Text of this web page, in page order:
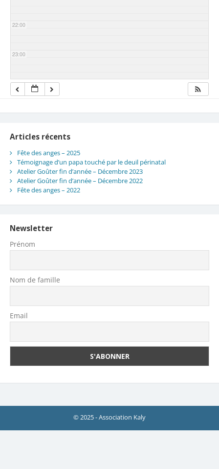
22:00
23:00
Articles récents
Fête des anges – 2025
Témoignage d’un papa touché par le deuil périnatal
Atelier Goûter fin d’année – Décembre 2023
Atelier Goûter fin d’année – Décembre 2022
Fête des anges – 2022
Newsletter
Prénom
Nom de famille
Email
© 2025 - Association Kaly